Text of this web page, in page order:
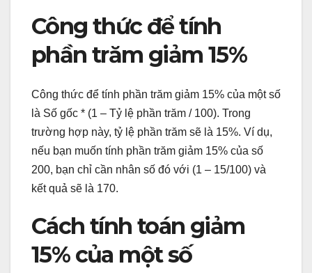
Công thức để tính
phần trăm giảm 15%
Công thức để tính phần trăm giảm 15% của một số
là Số gốc * (1 – Tỷ lệ phần trăm / 100). Trong
trường hợp này, tỷ lệ phần trăm sẽ là 15%. Ví dụ,
nếu bạn muốn tính phần trăm giảm 15% của số
200, bạn chỉ cần nhân số đó với (1 – 15/100) và
kết quả sẽ là 170.
Cách tính toán giảm
15% của một số